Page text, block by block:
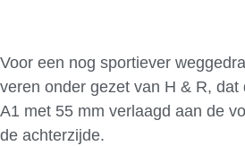
Voor een nog sportiever
veren onder gezet van H & R, dat
A1 met 55 mm verlaagd aan de
de achterzijde.